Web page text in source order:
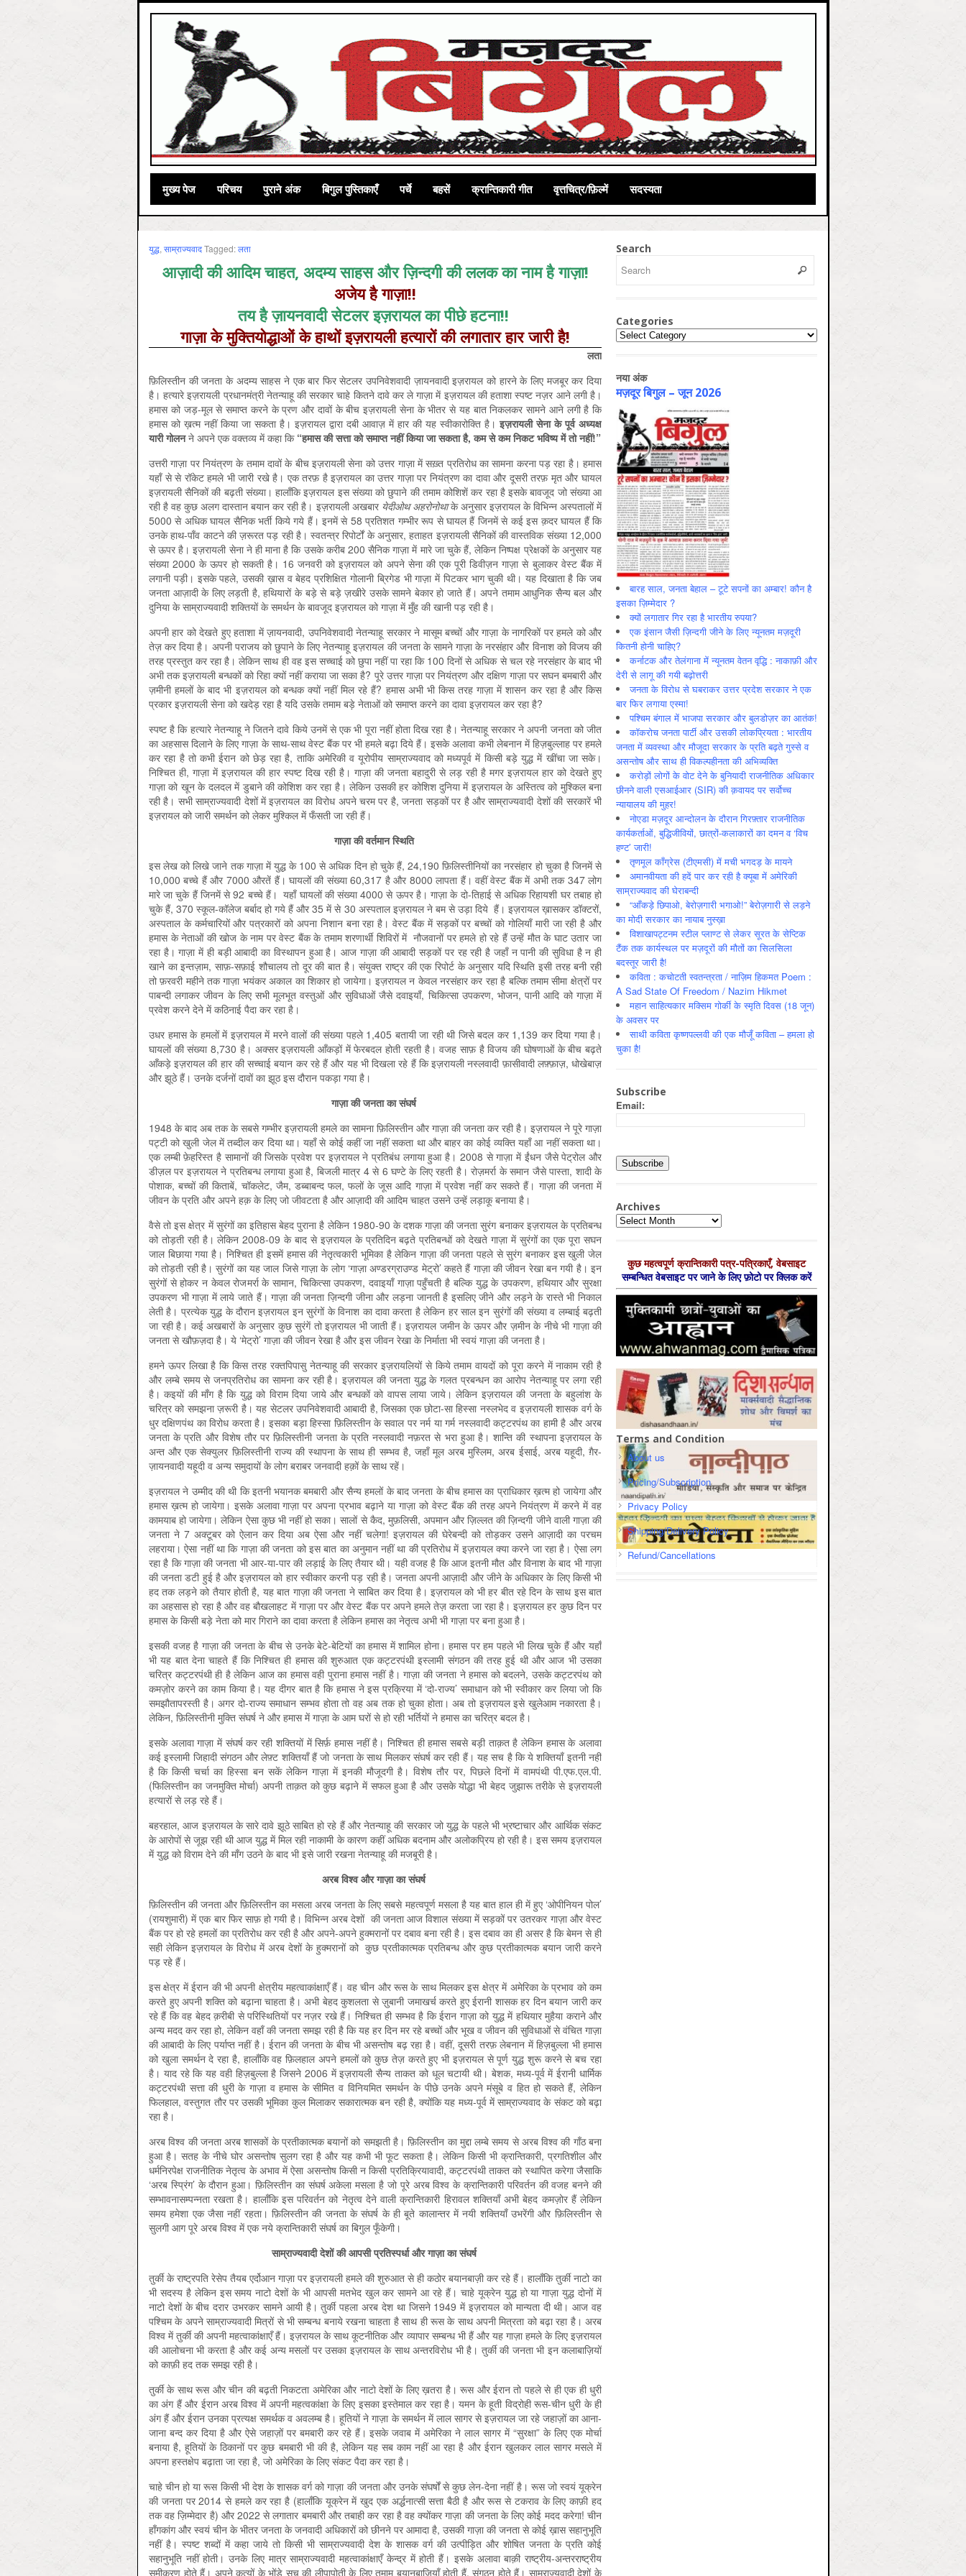
मुख्‍य पेज परिचय पुराने अंक बिगुल पुस्तिकाएँ पर्चे बहसें क्रान्तिकारी गीत वृत्तचित्र/फ़िल्में सदस्यता
युद्ध, साम्राज्‍यवादTagged:लता
आज़ादी की आदिम चाहत, अदम्य साहस और ज़िन्दगी की ललक का नाम है गाज़ा!
अजेय है गाज़ा!!
तय है ज़ायनवादी सेटलर इज़रायल का पीछे हटना!!
गाज़ा के मुक्तियोद्धाओं के हाथों इज़रायली हत्यारों की लगातार हार जारी है!
लता
फ़िलिस्तीन की जनता के अदम्य साहस ने एक बार फिर सेटलर उपनिवेशवादी ज़ायनवादी इज़रायल को हारने के लिए मजबूर कर दिया
है। हत्यारे इज़रायली प्रधानमंत्री नेतन्याहू की सरकार चाहे कितने दावे कर ले गाज़ा में इज़रायल की हताशा स्पष्ट नज़र आने लगी है।
हमास को जड़-मूल से समाप्त करने के प्रण और दावों के बीच इज़रायली सेना के भीतर से यह बात निकलकर सामने आने लगी है कि
हमास को ख़त्म नहीं किया जा सकता है। इज़रायल द्वारा दबी आवाज़ में हार की यह स्वीकारोक्ति है।इज़रायली सेना के पूर्व अध्यक्ष
यारी गोलनने अपने एक वक्तव्य में कहा कि “हमास की सत्ता को समाप्त नहीं किया जा सकता है,कम से कम निकट भविष्य में तो नहीं!”
उत्तरी गाज़ा पर नियंत्रण के तमाम दावों के बीच इज़रायली सेना को उत्तर गाज़ा में सख़्त प्रतिरोध का सामना करना पड़ रहा है। हमास
यहाँ से से रॉकेट हमले भी जारी रखे है। एक तरफ़ है इज़रायल का उत्तर गाज़ा पर नियंत्रण का दावा और दूसरी तरफ़ मृत और घायल
इज़रायली सैनिकों की बढ़ती संख्या। हालाँकि इज़रायल इस संख्या को छुपाने की तमाम कोशिशें कर रहा है इसके बावजूद जो संख्या आ
रही है वह कुछ अलग दास्तान बयान कर रही है। इज़रायली अखबार येदीओथ अहरोनोथाके अनुसार इज़रायल के विभिन्न अस्पतालों में
5000 से अधिक घायल सैनिक भर्ती किये गये हैं। इनमें से 58 प्रतिशत गम्भीर रूप से घायल हैं जिनमें से कई इस क़दर घायल हैं कि
उनके हाथ-पाँव काटने की ज़रूरत पड़ रही है। स्वतन्त्र रिपोर्टों के अनुसार, हताहत इज़रायली सैनिकों की वास्तविक संख्या 12,000
से ऊपर है। इज़रायली सेना ने ही माना है कि उसके करीब 200 सैनिक गाज़ा में मारे जा चुके हैं, लेकिन निष्पक्ष प्रेक्षकों के अनुसार यह
संख्या 2000 के ऊपर हो सकती है। 16 जनवरी को इज़रायल को अपने सेना की एक पूरी डिवीज़न गाज़ा से बुलाकर वेस्ट बैंक में
लगानी पड़ी। इसके पहले, उसकी ख़ास व बेहद प्रशिक्षित गोलानी ब्रिगेड भी गाज़ा में पिटकर भाग चुकी थी। यह दिखाता है कि जब
जनता आज़ादी के लिए लड़ती है, हथियारों के बड़े से बड़े ज़खीरे उसके सामने बेकार हो जाते हैं। अपने तमाम आधुनिक सैन्य बल और
दुनिया के साम्राज्यवादी शक्तियों के समर्थन के बावजूद इज़रायल को गाज़ा में मुँह की खानी पड़ रही है।
अपनी हार को देखते हुए हताशा में ज़ायनवादी, उपनिवेशवादी नेतन्याहू सरकार ने मासूम बच्चों और गाज़ा के नागरिकों पर हमले को और
तेज़ कर दिया है। अपनी पराजय को छुपाने के लिए नेतन्याहू इज़रायल की जनता के सामने गाज़ा के नरसंहार और विनाश को विजय की
तरह प्रस्तुत कर रहा है। लेकिन साथ ही वह इस सच्चाई को छुपा नहीं पा रहा कि 100 दिनों से अधिक से चल रहे नरसंहार के बाद भी
अभी तक इज़रायली बन्धकों को रिहा क्यों नहीं कराया जा सका है? पूरे उत्तर गाज़ा पर नियंत्रण और दक्षिण गाज़ा पर सघन बमबारी और
ज़मीनी हमलों के बाद भी इज़रायल को बन्धक क्यों नहीं मिल रहे हैं? हमास अभी भी किस तरह गाज़ा में शासन कर रहा है और किस
प्रकार इज़रायली सेना को खदेड़ रहा है यदि उसके तमाम बड़े नेताओं को समाप्त करने का दावा इज़रायल कर रहा है?
स्पष्ट है कि हत्यारे नेतन्याहू ने जितने दावे किये उनमें से एक भी पूरा नहीं होता दिख रहा है। नेतन्याहू सरकार ने अपनी जनता को जीत
का अहसास दिलाने के लिए गाज़ा के साथ-साथ वेस्ट बैंक पर भी हमले बढ़ा दिये हैं। इसके अलावा कभी लेबनान में हिज़बुल्लाह पर हमले
कर रहा है तो कभी ईरान को छेड़ रहा है, ताकि अमेरिकी व यूरोपीय साम्राज्यवाद को मध्यपूर्व में किसी बड़े युद्ध में खींचा जा सके।
निश्चित ही, गाज़ा में इज़रायल की हार स्पष्ट दिख रही है। गाज़ा की जनता बहादुरी से लड़ रही है मगर इज़रायल हार को देखते हुए
गाज़ा को खून के दलदल में डुबाने की कोशिश कर रहा है। लेकिन उसकी हर कोशिश दुनिया में इज़रायल के अस्तित्व को मुश्किल बना
रही है। सभी साम्राज्यवादी देशों में इज़रायल का विरोध अपने चरम पर है, जनता सड़कों पर है और साम्राज्यवादी देशों की सरकारें भी
इज़रायल को जारी समर्थन को लेकर मुश्किल में फँसती जा रही हैं।
गाज़ा की वर्तमान स्थिति
इस लेख को लिखे जाने तक गाज़ा में युद्ध के 100 से अधिक दिन हो चुके हैं, 24,190 फ़िलिस्तीनियों का नरसंहार हो चुका है जिनमें से
10,000 बच्चे हैं और 7000 औरतें हैं। घायलों की संख्या 60,317 है और 8000 लापता हैं। वहीं वेस्ट बैंक में अभी तक 347 लोग
मारे जा चुके हैं जिनमें से 92 बच्चे हैं। यहाँ घायलों की संख्या 4000 से ऊपर है। गाज़ा के दो-तिहाई से अधिक रिहायशी घर तबाह हो
चुके हैं, 370 स्कूल-कॉलेज बर्बाद हो गये हैं और 35 में से 30 अस्पताल इज़रायल ने बम से उड़ा दिये हैं। इज़रायल ख़ासकर डॉक्टरों,
अस्पताल के कर्मचारियों और पत्रकारों को अपना निशान बना रहा है। वेस्ट बैंक में सड़कों पर बच्चों को गोलियाँ मारी जा रही है और
हमास के नेताओं की खोज के नाम पर वेस्ट बैंक के तमाम शरणार्थी शिविरों में नौजवानों पर हमले हो रहे हैं उन्हें मौत के घाट उतार जा
रहा है। गाज़ा में ही बड़ी आबादी का विस्थापन हुआ है। आज गाज़ा की आबादी सड़कों पर रह रही है जहाँ न पानी की सुविधा है न ही
खाने का इन्तज़ाम, साफ़-सफ़ाई शौचालय तो दूर की बात है। संयुक्त राष्ट्र की एक रिपोर्ट के अनुसार यदि स्थिति इसी तरह बनी रही
तो फ़रवरी महीने तक गाज़ा भयंकर अकाल का शिकार हो जायेगा। इज़रायल न केवल नरसंहार कर रहा है बल्कि तमाम सीमा क्षेत्रों पर
पाबन्दी लगाकर जीवन के लिए सभी मूलभूत वस्तुओं और सुविधाओं जैसे दवाइयाँ, चिकित्सा उपकरण, भोजन, पानी आदि को गाज़ा में
प्रवेश करने देने में कठिनाई पैदा कर रहा है।
उधर हमास के हमलों में इज़रायल में मरने वालों की संख्या पहले 1,405 बतायी जा रही थी जिसे बदल कर 1,139 कर दिया गया है।
घायलों की संख्या 8,730 है। अक्सर इज़रायली आँकड़ों में फेरबदल होती रहती है। वजह साफ़ है विजय की घोषणाओं के बीच बढ़ते
आँकड़े इज़रायल की हार की सच्चाई बयान कर रहे हैं और यह भी दिखला रहे हैं कि इज़रायली नस्लवादी फ़ासीवादी लफ़्फ़ाज़, धोखेबाज़
और झूठे हैं। उनके दर्जनों दावों का झूठ इस दौरान पकड़ा गया है।
गाज़ा की जनता का संघर्ष
1948 के बाद अब तक के सबसे गम्भीर इज़रायली हमले का सामना फ़िलिस्तीन और गाज़ा की जनता कर रही है। इज़रायल ने पूरे गाज़ा
पट्टी को खुली जेल में तब्दील कर दिया था। यहाँ से कोई कहीं जा नहीं सकता था और बाहर का कोई व्यक्ति यहाँ आ नहीं सकता था।
एक लम्बी फ़ेहरिस्त है सामानों की जिसके प्रवेश पर इज़रायल ने प्रतिबंध लगाया हुआ है। 2008 से गाज़ा में ईंधन जैसे पेट्रोल और
डीज़ल पर इज़रायल ने प्रतिबन्ध लगाया हुआ है, बिजली मात्र 4 से 6 घण्टे के लिए रहती है। रोज़मर्रा के समान जैसे पास्ता, शादी के
पोशाक, बच्चों की किताबें, चॉकलेट, जैम, डब्बाबन्द फल, फलों के जूस आदि गाज़ा में प्रवेश नहीं कर सकते हैं। गाज़ा की जनता में
जीवन के प्रति और अपने हक़ के लिए जो जीवटता है और आज़ादी की आदिम चाहत उसने उन्हें लड़ाकू बनाया है।
वैसे तो इस क्षेत्र में सुरंगों का इतिहास बेहद पुराना है लेकिन 1980-90 के दशक गाज़ा की जनता सुरंग बनाकर इज़रायल के प्रतिबन्ध
को तोड़ती रही है। लेकिन 2008-09 के बाद से इज़रायल के प्रतिदिन बढ़ते प्रतिबन्धों को देखते गाज़ा में सुरंगों का एक पूरा सघन
जाल बिछाया गया है। निश्चित ही इसमें हमास की नेतृत्वकारी भूमिका है लेकिन गाज़ा की जनता पहले से सुरंग बनाकर इस खुली जेल
को तोड़ती रही है। सुरंगों का यह जाल जिसे गाज़ा के लोग ‘गाज़ा अण्डरग्राउण्ड मेट्रो’ कहते हैं गाज़ा की जीवन रेखा बन गयी है। इन
सुरंगों से होकर न केवल रोजमर्रा के सामान, चिकित्सा उपकरण, दवाइयाँ गाज़ा पहुँचती है बल्कि युद्ध के उपकरण, हथियार और सुरक्षा
उपकरण भी गाज़ा में लाये जाते हैं। गाज़ा की जनता ज़िन्दगी जीना और लड़ना जानती है इसलिए जीने और लड़ने के रास्ते भी निकाल
लेती है। प्रत्येक युद्ध के दौरान इज़रायल इन सुरंगों के विनाश का दावा करता है लेकिन हर साल इन सुरंगों की संख्या व लम्बाई बढ़ती
जा रही है। कई अखबारों के अनुसार कुछ सुरंगें तो इज़रायल भी जाती हैं। इज़रायल जमीन के ऊपर और ज़मीन के नीचे भी गाज़ा की
जनता से खौफ़ज़दा है। ये ‘मेट्रो’ गाज़ा की जीवन रेखा है और इस जीवन रेखा के निर्माता भी स्वयं गाज़ा की जनता है।
हमने ऊपर लिखा है कि किस तरह रक्तपिपासु नेतन्याहू की सरकार इज़रायलियों से किये तमाम वायदों को पूरा करने में नाकाम रही है
और लम्बे समय से जनप्रतिरोध का सामना कर रही है। इज़रायल की जनता युद्ध के गलत प्रबन्धन का आरोप नेतन्याहू पर लगा रही
है। कइयों की माँग है कि युद्ध को विराम दिया जाये और बन्धकों को वापस लाया जाये। लेकिन इज़रायल की जनता के बहुलांश के
चरित्र को समझना ज़रूरी है। यह सेटलर उपनिवेशवादी आबादी है, जिसका एक छोटा-सा हिस्सा नस्लभेद व इज़रायली शासक वर्ग के
धुर दक्षिणपंथ का विरोध करता है। इसका बड़ा हिस्सा फ़िलिस्तीन के सवाल पर नर्म या गर्म नस्लवादी कट्टरपंथ का हामी है और अरब
जनता के प्रति और विशेष तौर पर फ़िलिस्तीनी जनता के प्रति नस्लवादी नफ़रत से भरा हुआ है। शान्ति की स्थापना इज़रायल के
अन्त और एक सेक्युलर फ़िलिस्तीनी राज्य की स्थापना के साथ ही सम्भव है, जहाँ मूल अरब मुस्लिम, अरब ईसाई, अरब यहूदी, ग़ैर-
ज़ायनवादी यहूदी व अन्य समुदायों के लोग बराबर जनवादी हक़ों के साथ रहें।
इज़रायल ने उम्मीद की थी कि इतनी भयानक बमबारी और सैन्य हमलों के बाद जनता के बीच हमास का प्राधिकार ख़त्म हो जायेगा और
हमास ख़त्म हो जायेगा। इसके अलावा गाज़ा पर अपना प्रभाव बढ़ाने या गाज़ा को वेस्ट बैंक की तरह अपने नियंत्रण में करने में वह
कामयाब हो जायेगा। लेकिन ऐसा कुछ भी नहीं हो सका। सालों से कैद, मुफ़लिसी, अपमान और ज़िल्लत की ज़िन्दगी जीने वाली गाज़ा की
जनता ने 7 अक्टूबर को ऐलान कर दिया अब ऐसा और नहीं चलेगा! इज़रायल की घेरेबन्दी को तोड़कर उसने आज़ादी का परचम
लहराया। ऐसा नहीं था कि गाज़ा की जनता को इस बात का अनुमान नहीं था की प्रतिरोध में इज़रायल क्या करने जा रहा है। ऐसा लग
रहा है कि गाज़ा की जनता भी आर-या-पार की लड़ाई के लिए तैयार थी। यही वजह है कि आज इतनी मौत और विनाश के बाद भी गाज़ा
की जनता डटी हुई है और इज़रायल को हार स्वीकार करनी पड़ रही है। जनता अपनी आज़ादी और जीने के अधिकार के लिए किसी भी
हद तक लड़ने को तैयार होती है, यह बात गाज़ा की जनता ने साबित कर दिया है। इज़रायल को भी हर बीत रहे दिन के साथ इस बात
का अहसास हो रहा है और वह बौखलाहट में गाज़ा पर और वेस्ट बैंक पर अपने हमले तेज़ करता जा रहा है। इज़रायल हर कुछ दिन पर
हमास के किसी बड़े नेता को मार गिराने का दावा करता है लेकिन हमास का नेतृत्व अभी भी गाज़ा पर बना हुआ है।
इसकी वजह है गाज़ा की जनता के बीच से उनके बेटे-बेटियों का हमास में शामिल होना। हमास पर हम पहले भी लिख चुके हैं और यहाँ
भी यह बात देना चाहते हैं कि निश्चित ही हमास की शुरुआत एक कट्टरपंथी इस्लामी संगठन की तरह हुई थी और आज भी उसका
चरित्र कट्टरपंथी ही है लेकिन आज का हमास वही पुराना हमास नहीं है। गाज़ा की जनता ने हमास को बदलने, उसके कट्टरपंथ को
कमज़ोर करने का काम किया है। यह दीगर बात है कि हमास ने इस प्रक्रिया में ‘दो-राज्य’ समाधान को भी स्वीकार कर लिया जो कि
समझौतापरस्ती है। अगर दो-राज्य समाधान सम्भव होता तो वह अब तक हो चुका होता। अब तो इज़रायल इसे खुलेआम नकारता है।
लेकिन, फ़िलिस्तीनी मुक्ति संघर्ष ने और हमास में गाज़ा के आम घरों से हो रही भर्तियों ने हमास का चरित्र बदल है।
इसके अलावा गाज़ा में संघर्ष कर रही शक्तियों में सिर्फ़ हमास नहीं है। निश्चित ही हमास सबसे बड़ी ताक़त है लेकिन हमास के अलावा
कई इस्लामी जिहादी संगठन और लेफ़्ट शक्तियाँ हैं जो जनता के साथ मिलकर संघर्ष कर रही हैं। यह सच है कि ये शक्तियाँ इतनी नहीं
है कि किसी चर्चा का हिस्सा बन सकें लेकिन गाज़ा में इनकी मौजूदगी है। विशेष तौर पर, पिछले दिनों में वामपंथी पी.एफ.एल.पी.
(फिलिस्तीन का जनमुक्ति मोर्चा) अपनी ताक़त को कुछ बढ़ाने में सफल हुआ है और उसके योद्धा भी बेहद जुझारू तरीके से इज़रायली
हत्यारों से लड़ रहे हैं।
बहरहाल, आज इज़रायल के सारे दावे झूठे साबित हो रहे हैं और नेतन्याहू की सरकार जो युद्ध के पहले भी भ्रष्टाचार और आर्थिक संकट
के आरोपों से जूझ रही थी आज युद्ध में मिल रही नाकामी के कारण कहीं अधिक बदनाम और अलोकप्रिय हो रही है। इस समय इज़रायल
में युद्ध को विराम देने की माँग उठने के बाद भी इसे जारी रखना नेतन्याहू की मजबूरी है।
अरब विश्व और गाज़ा का संघर्ष
फ़िलिस्तीन की जनता और फ़िलिस्तीन का मसला अरब जनता के लिए सबसे महत्वपूर्ण मसला है यह बात हाल ही में हुए ‘ओपीनियन पोल’
(रायशुमारी) में एक बार फिर साफ़ हो गयी है। विभिन्न अरब देशों की जनता आज विशाल संख्या में सड़कों पर उतरकर गाज़ा और वेस्ट
बैंक पर हो रहे हमलों का प्रतिरोध कर रही है और अपने-अपने हुक्मरानों पर दबाव बना रही है। इस दबाव का ही असर है कि बेमन से ही
सही लेकिन इज़रायल के विरोध में अरब देशों के हुक्मरानों को कुछ प्रतीकात्मक प्रतिबन्ध और कुछ प्रतीकात्मक बयान जारी करने
पड़ रहे हैं।
इस क्षेत्र में ईरान की भी अपनी क्षेत्रीय महत्वाकांक्षाएँ हैं। वह चीन और रूस के साथ मिलकर इस क्षेत्र में अमेरिका के प्रभाव को कम
करते हुए अपनी शक्ति को बढ़ाना चाहता है। अभी बेहद कुशलता से ज़ुबानी जमाखर्च करते हुए ईरानी शासक हर दिन बयान जारी कर
रहे हैं कि वह बेहद क़रीबी से परिस्थितियों पर नज़र रखे हैं। निश्चित ही सम्भव है कि ईरान गाज़ा को युद्ध में हथियार मुहैया कराने और
अन्य मदद कर रहा हो, लेकिन वहाँ की जनता समझ रही है कि यह हर दिन मर रहे बच्चों और भूख व जीवन की सुविधाओं से वंचित गाज़ा
की आबादी के लिए पर्याप्त नहीं है। ईरान की जनता के बीच भी असन्तोष बढ़ रहा है। वहीं, दूसरी तरफ़ लेबनान में हिज़बुल्ला भी हमास
को खुला समर्थन दे रहा है, हालाँकि वह फ़िलहाल अपने हमलों को कुछ तेज़ करते हुए भी इज़रायल से पूर्ण युद्ध शुरू करने से बच रहा
है। याद रहे कि यह वही हिज़बुल्ला है जिसने 2006 में इज़रायली सैन्य ताकत को धूल चटायी थी। बेशक, मध्य-पूर्व में ईरानी धार्मिक
कट्टरपंथी सत्ता की धुरी के गाज़ा व हमास के सीमित व विनियमित समर्थन के पीछे उनके अपने मंसूबे व हित हो सकते हैं, लेकिन
फिलहाल, वस्तुगत तौर पर उसकी भूमिका कुल मिलाकर सकारात्मक बन रही है, क्योंकि यह मध्य-पूर्व में साम्राज्यवाद के संकट को बढ़ा
रहा है।
अरब विश्व की जनता अरब शासकों के प्रतीकात्मक बयानों को समझती है। फ़िलिस्तीन का मुद्दा लम्बे समय से अरब विश्व की गाँठ बना
हुआ है। सतह के नीचे घोर असन्तोष सुलग रहा है और यह कभी भी फूट सकता है। लेकिन किसी भी क्रान्तिकारी, प्रगतिशील और
धर्मनिरपेक्ष राजनीतिक नेतृत्व के अभाव में ऐसा असन्तोष किसी न किसी प्रतिक्रियावादी, कट्टरपंथी ताकत को स्थापित करेगा जैसाकि
‘अरब स्प्रिंग’ के दौरान हुआ। फ़िलिस्तीन का संघर्ष अकेला मसला है जो पूरे अरब विश्व के क्रान्तिकारी परिवर्तन की वजह बनने की
सम्भावनासम्पन्नता रखता है। हालाँकि इस परिवर्तन को नेतृत्व देने वाली क्रान्तिकारी हिरावल शक्तियाँ अभी बेहद कमज़ोर हैं लेकिन
समय हमेशा एक जैसा नहीं रहता। फ़िलिस्तीन की जनता के संघर्ष के ही बूते कालान्तर में नयी शक्तियाँ उभरेंगी और फ़िलिस्तीन से
सुलगी आग पूरे अरब विश्व में एक नये क्रान्तिकारी संघर्ष का बिगुल फूँकेगी।
साम्राज्यवादी देशों की आपसी प्रतिस्पर्धा और गाज़ा का संघर्ष
तुर्की के राष्ट्रपति रेसेप तैयब एर्दोआन गाज़ा पर इज़रायली हमले की शुरुआत से ही कठोर बयानबाज़ी कर रहे हैं। हालाँकि तुर्की नाटो का
भी सदस्य है लेकिन इस समय नाटो देशों के भी आपसी मतभेद खुल कर सामने आ रहे हैं। चाहे यूक्रेन युद्ध हो या गाज़ा युद्ध दोनों में
नाटो देशों के बीच दरार उभरकर सामने आयी है। तुर्की पहला अरब देश था जिसने 1949 में इज़रायल को मान्यता दी थी। आज वह
पश्चिम के अपने साम्राज्यवादी मित्रों से भी सम्बन्ध बनाये रखना चाहता है साथ ही रूस के साथ अपनी मित्रता को बढ़ा रहा है। अरब
विश्व में तुर्की की अपनी महत्वाकांक्षाएँ हैं। इज़रायल के साथ कूटनीतिक और व्यापार सम्बन्ध भी हैं और यह गाज़ा हमले के लिए इज़रायल
की आलोचना भी करता है और कई अन्य मसलों पर उसका इज़रायल के साथ अन्तरविरोध भी है। तुर्की की जनता भी इन कलाबाज़ियों
को काफ़ी हद तक समझ रही है।
तुर्की के साथ रूस और चीन की बढ़ती निकटता अमेरिका और नाटो देशों के लिए ख़तरा है। रूस और ईरान तो पहले से ही एक ही धुरी
का अंग हैं और ईरान अरब विश्व में अपनी महत्वकांक्षा के लिए इसका इस्तेमाल कर रहा है। यमन के हूती विद्रोही रूस-चीन धुरी के ही
अंग हैं और ईरान उनका प्रत्यक्ष समर्थक व अवलम्ब है। हूतियों ने गाज़ा के समर्थन में लाल सागर से इज़रायल जा रहे जहाज़ों का आना-
जाना बन्द कर दिया है और ऐसे जहाज़ों पर बमबारी कर रहे हैं। इसके जवाब में अमेरिका ने लाल सागर में “सुरक्षा” के लिए एक मोर्चा
बनाया है, हूतियों के ठिकानों पर कुछ बमबारी भी की है, लेकिन यह सब काम नहीं आ रहा है और ईरान खुलकर लाल सागर मसले में
अपना हस्तक्षेप बढ़ाता जा रहा है, जो अमेरिका के लिए संकट पैदा कर रहा है।
चाहे चीन हो या रूस किसी भी देश के शासक वर्ग को गाज़ा की जनता और उनके संघर्षों से कुछ लेन-देना नहीं है। रूस जो स्वयं यूक्रेन
की जनता पर 2014 से हमले कर रहा है (हालाँकि यूक्रेन में खुद एक अर्द्धनात्सी सत्ता बैठी है और रूस से टकराव के लिए काफ़ी हद
तक वह ज़िम्मेदार है) और 2022 से लगातार बमबारी और तबाही कर रहा है वह क्योंकर गाज़ा की जनता के लिए कोई मदद करेगा! चीन
हाँगकांग और स्वयं चीन के भीतर जनता के जनवादी अधिकारों को छीनने पर आमादा है, उसकी गाज़ा की जनता से कोई ख़ास सहानुभूति
नहीं है। स्पष्ट शब्दों में कहा जाये तो किसी भी साम्राज्यवादी देश के शासक वर्ग की उत्पीड़ित और शोषित जनता के प्रति कोई
सहानुभूति नहीं होती। उनके लिए मात्र साम्राज्यवादी महत्वाकांक्षाएँ केन्द्र में होती हैं। इसके अलावा बाक़ी राष्ट्रीय-अन्तरराष्ट्रीय
समीकरण होते हैं। अपने कृत्यों के भोंडे सच की लीपापोती के लिए तमाम बयानबाज़ियाँ होती हैं, संगठन होते हैं। साम्राज्यवादी देशों के
Search
Categories
Categories
नया अंक
मज़दूर बिगुल – जून 2026
बारह साल, जनता बेहाल – टूटे सपनों का अम्बार! कौन है
इसका ज़िम्मेदार ?
क्यों लगातार गिर रहा है भारतीय रुपया?
एक इंसान जैसी ज़िन्दगी जीने के लिए न्यूनतम मज़दूरी
कितनी होनी चाहिए?
कर्नाटक और तेलंगाना में न्यूनतम वेतन वृद्धि : नाकाफ़ी और
देरी से लागू की गयी बढ़ोत्तरी
जनता के विरोध से घबराकर उत्तर प्रदेश सरकार ने एक
बार फिर लगाया एस्मा!
पश्चिम बंगाल में भाजपा सरकार और बुलडोज़र का आतंक!
कॉकरोच जनता पार्टी और उसकी लोकप्रियता : भारतीय
जनता में व्‍यवस्‍था और मौजूदा सरकार के प्रति बढ़ते गुस्‍से व
असन्‍तोष और साथ ही विकल्‍पहीनता की अभिव्‍यक्ति
करोड़ों लोगों के वोट देने के बुनियादी राजनीतिक अधिकार
छीनने वाली एसआईआर (SIR) की क़वायद पर सर्वोच्च
न्यायालय की मुहर!
नोएडा मज़दूर आन्दोलन के दौरान गिरफ़्तार राजनीतिक
कार्यकर्ताओं, बुद्धिजीवियों, छात्रों-कलाकारों का दमन व ‘विच
हण्ट’ जारी!
तृणमूल काँग्रेस (टीएमसी) में मची भगदड़ के मायने
अमानवीयता की हदें पार कर रही है क्यूबा में अमेरिकी
साम्राज्यवाद की घेराबन्दी
“आँकड़े छिपाओ, बेरोज़गारी भगाओ!” बेरोज़गारी से लड़ने
का मोदी सरकार का नायाब नुस्ख़ा
विशाखापट्टनम स्टील प्लाण्ट से लेकर सूरत के सेप्टिक
टैंक तक कार्यस्थल पर मज़दूरों की मौतों का सिलसिला
बदस्तूर जारी है!
कविता : कचोटती स्वतन्त्रता / नाज़िम हिकमत Poem :
A Sad State Of Freedom / Nazim Hikmet
महान साहित्यकार मक्सिम गोर्की के स्मृति दिवस (18 जून)
के अवसर पर
साथी कविता कृष्णपल्लवी की एक मौजूँ कविता – हमला हो
चुका है!
Subscribe
Email:
Archives
Archives
कुछ महत्‍वपूर्ण क्रान्तिकारी पत्र-पत्रिकाएँ, वेबसाइट
सम्‍बन्धित वेबसाइट पर जाने के लिए फ़ोटो पर क्लिक करें
Terms and Condition
About us
Pricing/Subscription
Privacy Policy
Shipping/Delivery Policy
Refund/Cancellations